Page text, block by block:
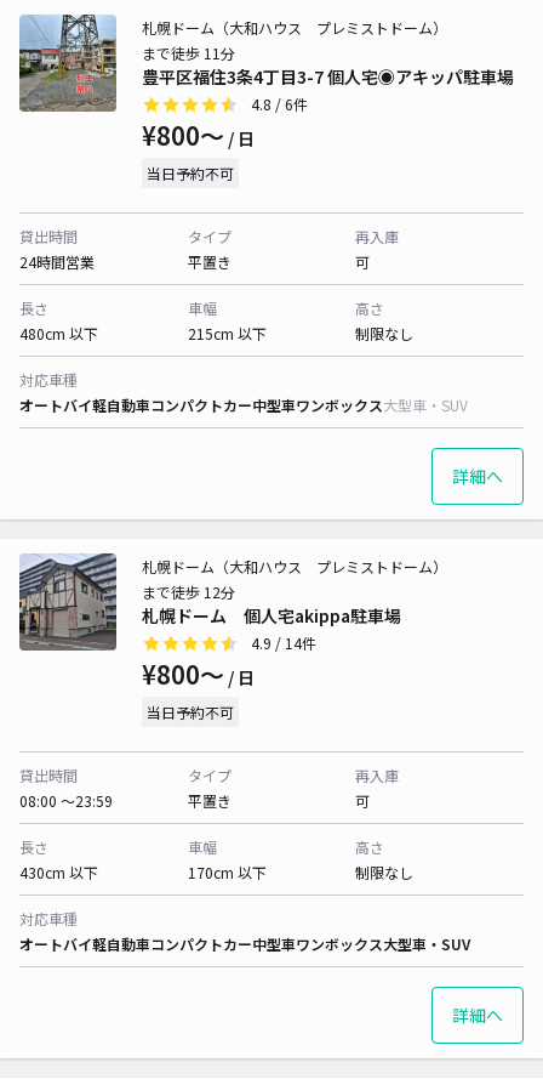
豊平区福住3条4丁目3-7 個人宅◉アキッパ駐車場
札幌ドーム（大和ハウス プレミストドーム）
まで徒歩 11分
4.8 / 6件
¥800〜 / 日
当日予約不可
貸出時間
24時間営業
タイプ
平置き
再入庫
可
長さ
480cm 以下
車幅
215cm 以下
高さ
制限なし
対応車種
オートバイ軽自動車コンパクトカー中型車ワンボックス大型車・SUV
詳細へ
札幌ドーム 個人宅akippa駐車場
札幌ドーム（大和ハウス プレミストドーム）
まで徒歩 12分
4.9 / 14件
¥800〜 / 日
当日予約不可
貸出時間
08:00 〜23:59
タイプ
平置き
再入庫
可
長さ
430cm 以下
車幅
170cm 以下
高さ
制限なし
対応車種
オートバイ軽自動車コンパクトカー中型車ワンボックス大型車・SUV
詳細へ